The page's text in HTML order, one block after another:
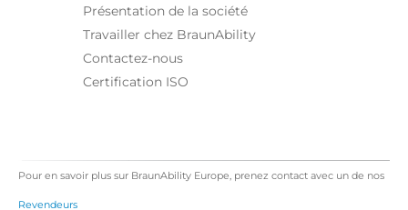
Présentation de la société
Travailler chez BraunAbility
Contactez-nous
Certification ISO
Pour en savoir plus sur BraunAbility Europe, prenez contact avec un de nos
Revendeurs